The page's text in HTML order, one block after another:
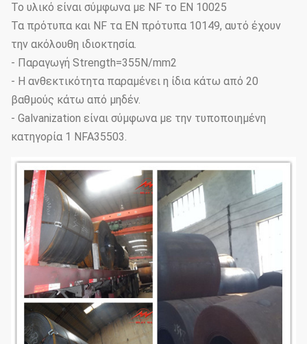
Το υλικό είναι σύμφωνα με NF το EN 10025
Τα πρότυπα και NF τα EN πρότυπα 10149, αυτό έχουν
την ακόλουθη ιδιοκτησία.
- Παραγωγή Strength=355N/mm2
- Η ανθεκτικότητα παραμένει η ίδια κάτω από 20
βαθμούς κάτω από μηδέν.
- Galvanization είναι σύμφωνα με την τυποποιημένη
κατηγορία 1 NFA35503.